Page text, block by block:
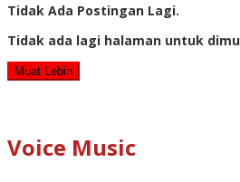
Tidak Ada Postingan Lagi.
Tidak ada lagi halaman untuk
Muat Lebih
Voice Music